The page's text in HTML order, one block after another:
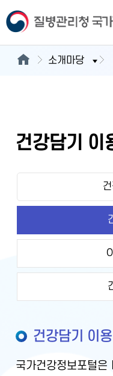
소개마당
건강담기 이
건강담기 이용
국가건강정보포털은